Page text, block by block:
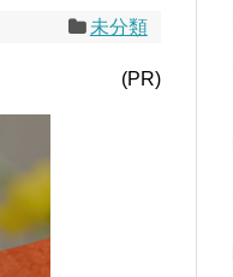
未分類
(PR)